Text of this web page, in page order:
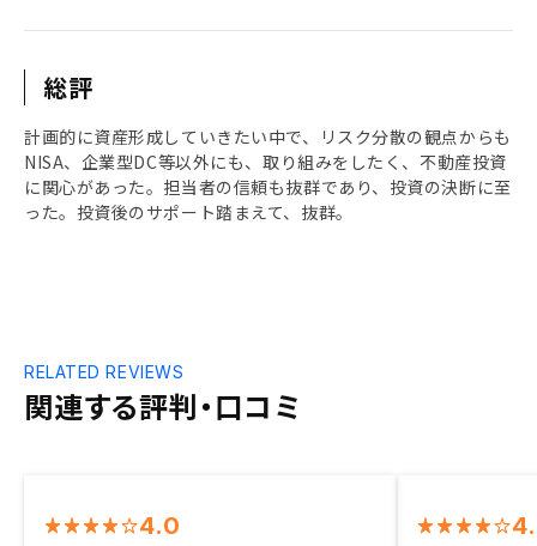
総評
計画的に資産形成していきたい中で、リスク分散の観点からも
NISA、企業型DC等以外にも、取り組みをしたく、不動産投資
に関心があった。担当者の信頼も抜群であり、投資の決断に至
った。投資後のサポート踏まえて、抜群。
関連する評判・口コミ
RELATED REVIEWS
4.0